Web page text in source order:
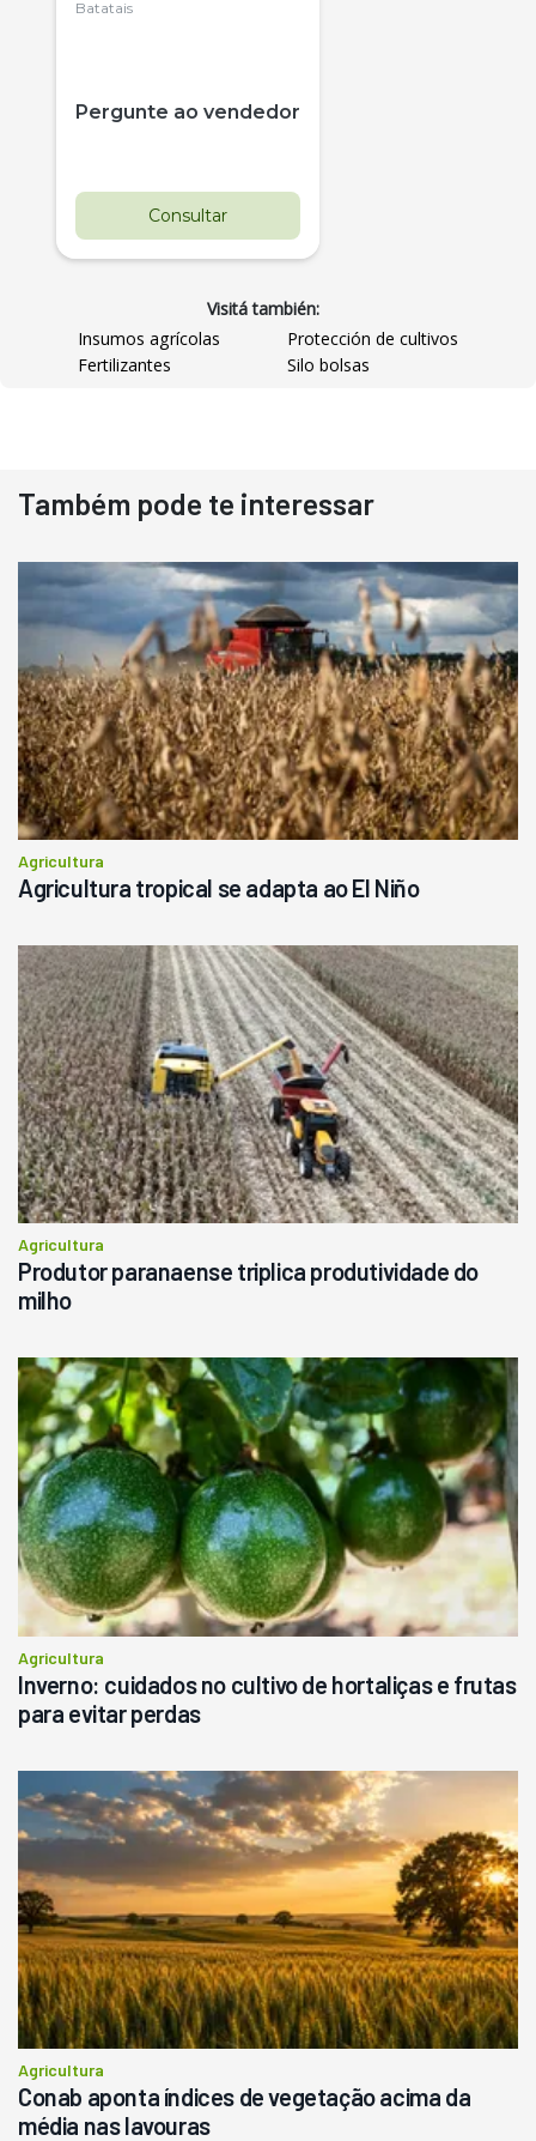
Citrus
Batatais
Pergunte ao vendedor
Consultar
Pá Carregadeira Cat 966
Ano 1987
R$ 145.000
Consultar
Visitá también:
Insumos agrícolas
Protección de cultivos
Fertilizantes
Silo bolsas
Também pode te interessar
Agricultura
Agricultura tropical se adapta ao El Niño
Agricultura
Produtor paranaense triplica produtividade do
milho
Agricultura
Inverno: cuidados no cultivo de hortaliças e frutas
para evitar perdas
Agricultura
Conab aponta índices de vegetação acima da
média nas lavouras